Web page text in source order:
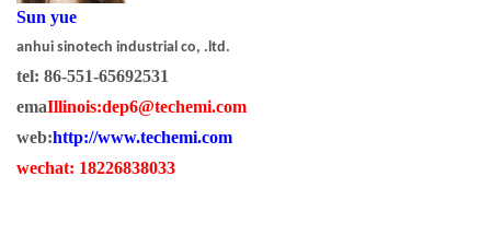
Sun yue
anhui sinotech industrial co, .ltd.
tel: 86-551-65692531
emaIllinois:dep6@techemi.com
web:http://www.techemi.com
wechat: 18226838033